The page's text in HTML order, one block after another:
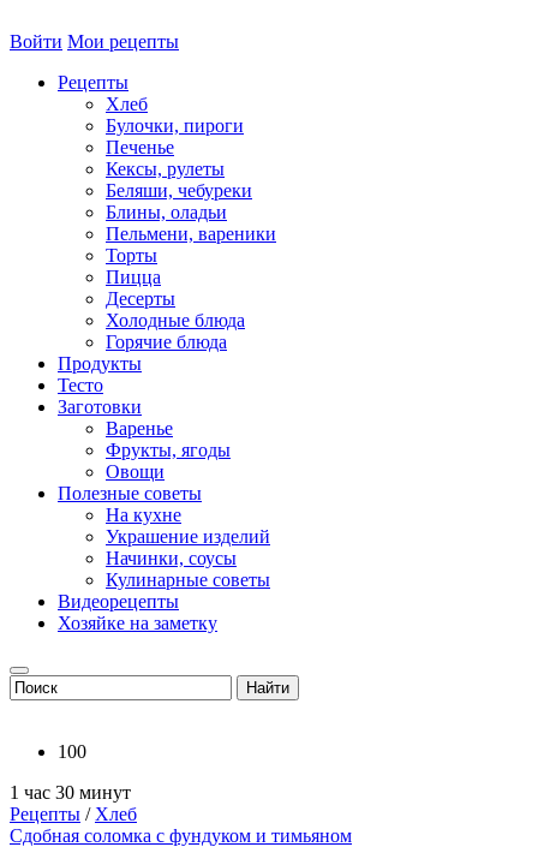
Войти Мои рецепты
Рецепты
Хлеб
Булочки, пироги
Печенье
Кексы, рулеты
Беляши, чебуреки
Блины, оладьи
Пельмени, вареники
Торты
Пицца
Десерты
Холодные блюда
Горячие блюда
Продукты
Тесто
Заготовки
Варенье
Фрукты, ягоды
Овощи
Полезные советы
На кухне
Украшение изделий
Начинки, соусы
Кулинарные советы
Видеорецепты
Хозяйке на заметку
100
1 час 30 минут
Рецепты / Хлеб
Сдобная соломка с фундуком и тимьяном